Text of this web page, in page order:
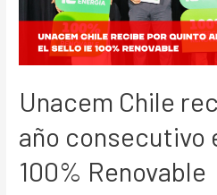
Unacem Chile
año consecutivo
100% Renovable